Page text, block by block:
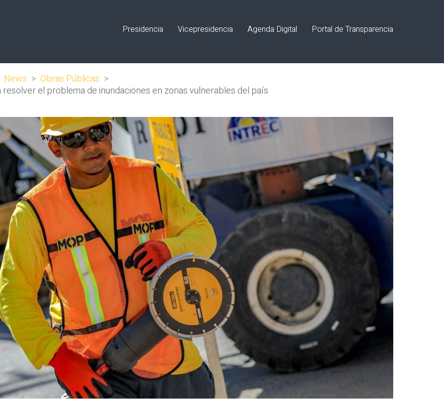
Presidencia Vicepresidencia Agenda Digital Portal de Transparencia
News > Obras Públicas >
el problema de inundaciones en zonas vulnerables del país